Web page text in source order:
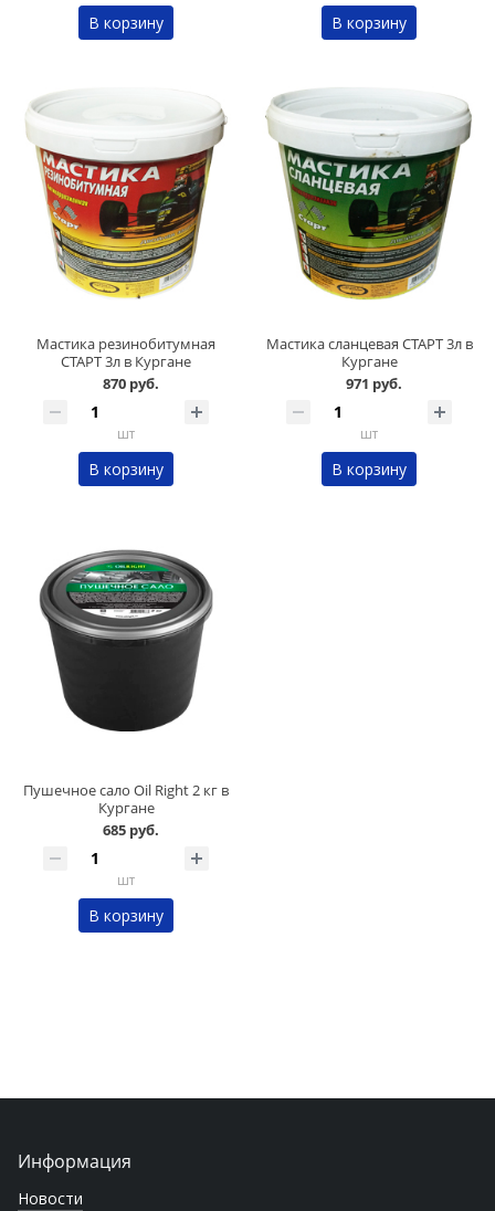
В корзину В корзину
Мастика резинобитумная
СТАРТ 3л в Кургане
870 руб.
шт
В корзину
Мастика сланцевая СТАРТ 3л в
Кургане
971 руб.
шт
В корзину
Пушечное сало Oil Right 2 кг в
Кургане
685 руб.
шт
В корзину
Информация
Новости